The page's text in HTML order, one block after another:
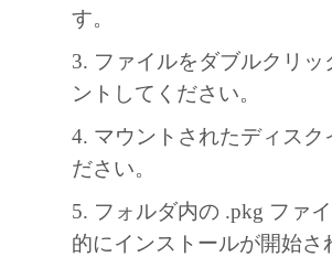
す。
3. ファイルをダブルクリ
ントしてください。
4. マウントされたディス
ださい。
5. フォルダ内の .pkg ファ
的にインストールが開始さ